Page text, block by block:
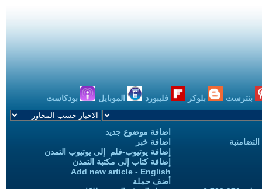
بنترست بلوكر فليبورد الموبايل بودكاست
اضافة موضوع جديد
اضافة خبر
إضافة يوتيوب-فلم إلى يوتيوب التمدن
إضافة كتاب إلى مكتبة التمدن
Add new article - English
أضف حملة